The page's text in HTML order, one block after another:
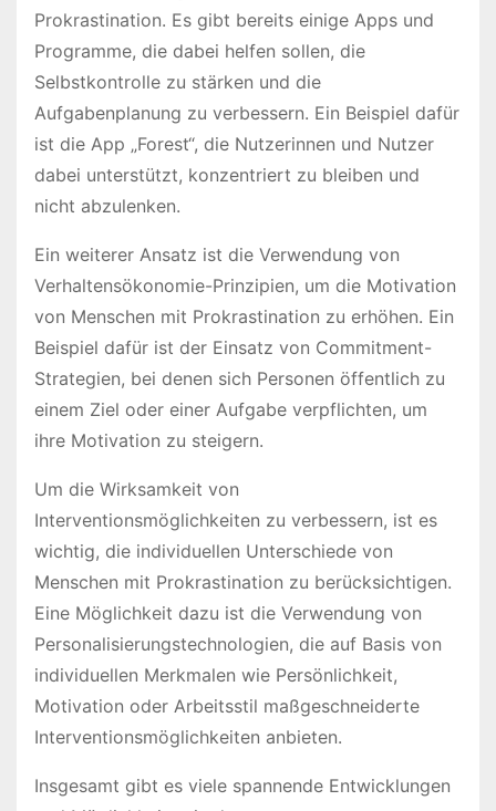
Prokrastination. Es gibt bereits einige Apps und
Programme, die dabei helfen sollen, die
Selbstkontrolle zu stärken und die
Aufgabenplanung zu verbessern. Ein Beispiel dafür
ist die App „Forest“, die Nutzerinnen und Nutzer
dabei unterstützt, konzentriert zu bleiben und
nicht abzulenken.
Ein weiterer Ansatz ist die Verwendung von
Verhaltensökonomie-Prinzipien, um die Motivation
von Menschen mit Prokrastination zu erhöhen. Ein
Beispiel dafür ist der Einsatz von Commitment-
Strategien, bei denen sich Personen öffentlich zu
einem Ziel oder einer Aufgabe verpflichten, um
ihre Motivation zu steigern.
Um die Wirksamkeit von
Interventionsmöglichkeiten zu verbessern, ist es
wichtig, die individuellen Unterschiede von
Menschen mit Prokrastination zu berücksichtigen.
Eine Möglichkeit dazu ist die Verwendung von
Personalisierungstechnologien, die auf Basis von
individuellen Merkmalen wie Persönlichkeit,
Motivation oder Arbeitsstil maßgeschneiderte
Interventionsmöglichkeiten anbieten.
Insgesamt gibt es viele spannende Entwicklungen